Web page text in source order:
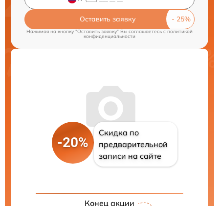
Оставить заявку
Нажимая на кнопку "Оставить заявку" Вы соглашаетесь cполитикой
конфиденциальности
-20%
Скидка по
предварительной
записи на сайте
Конец акции